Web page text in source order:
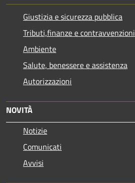
Giustizia e sicurezza pubblica
Tributi,finanze e contravvenzioni
Ambiente
Salute, benessere e assistenza
Autorizzazioni
NOVITÀ
Notizie
Comunicati
Avvisi